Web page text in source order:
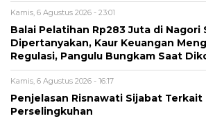
Kamis, 6 Agustus 2026 - 23:01
Balai Pelatihan Rp283 Juta di Nagori
Dipertanyakan, Kaur Keuangan
Regulasi, Pangulu Bungkam Saat
Kamis, 6 Agustus 2026 - 16:17
Penjelasan Risnawati Sijabat Terkait
Perselingkuhan